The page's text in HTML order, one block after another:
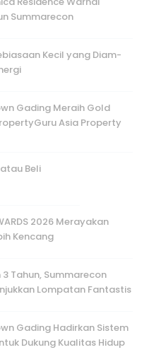
Summarecon
Kecil yang Diam-
Gading Meraih Gold
Asia Property
Beli
2026 Merayakan
Kencang
Tahun, Summarecon
Lompatan Fantastis
Gading Hadirkan Sistem
Dukung Kualitas Hidup